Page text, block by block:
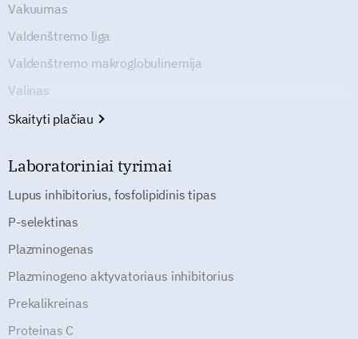
Vakuumas
Valdenštremo liga
Valdenštremo makroglobulinemija
Valinas
Skaityti plačiau
Laboratoriniai tyrimai
Lupus inhibitorius, fosfolipidinis tipas
P-selektinas
Plazminogenas
Plazminogeno aktyvatoriaus inhibitorius
Prekalikreinas
Proteinas C